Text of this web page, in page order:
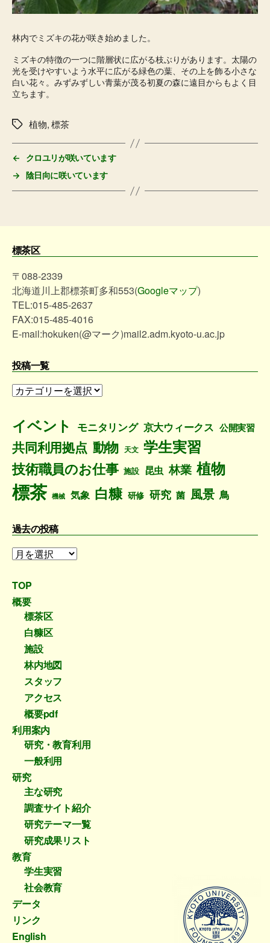
林内でミズキの花が咲き始めました。
ミズキの特徴の一つに階層状に広がる枝ぶりがあります。太陽の
光を受けやすいよう水平に広がる緑色の葉、その上を飾る小さな
白い花々。みずみずしい青葉が茂る初夏の森に遠目からもよく目
立ちます。
タ
植物,標茶
←
クロユリが咲いています
→
陰日向に咲いています
標茶区
〒088-2339
北海道川上郡標茶町多和553(Googleマップ)
TEL:015-485-2637
FAX:015-485-4016
E-mail:hokuken(@マーク)mail2.adm.kyoto-u.ac.jp
投稿一覧
投
覧
イベント モニタリング 京大ウィークス 公開実習
共同利用拠点 動物 天文 学生実習
技術職員のお仕事 施設 昆虫 林業 植物
標茶 機械 気象 白糠 研修 研究 菌 風景 鳥
過去の投稿
過
の
投
稿
TOP
概要
標茶区
白糠区
施設
林内地図
スタッフ
アクセス
概要pdf
利用案内
研究・教育利用
一般利用
研究
主な研究
調査サイト紹介
研究テーマ一覧
研究成果リスト
教育
学生実習
社会教育
データ
リンク
English